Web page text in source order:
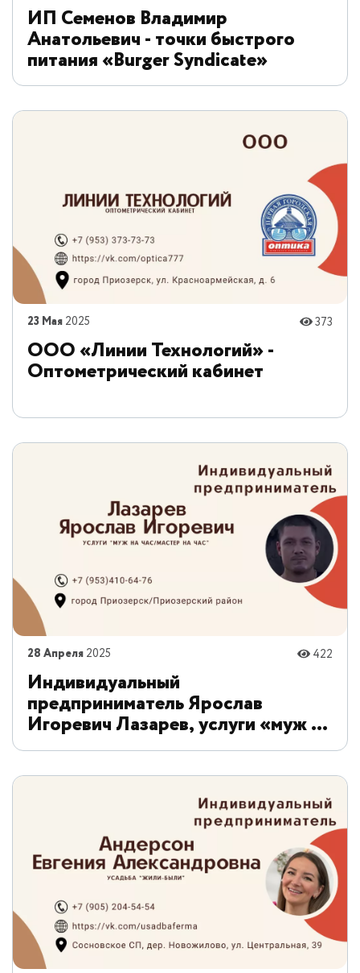
ИП Семенов Владимир
Анатольевич - точки быстрого
питания «Burger Syndicate»
23 Мая 2025 373
ООО «Линии Технологий» -
Оптометрический кабинет
28 Апреля 2025 422
Индивидуальный
предприниматель Ярослав
Игоревич Лазарев, услуги «муж на
час/мастер на час»